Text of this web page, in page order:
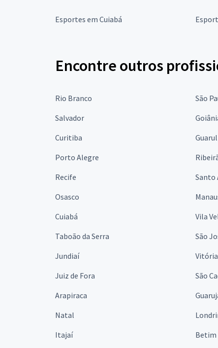
Esportes em Cuiabá
Encontre outros
Rio Branco São
Salvador
Curitiba
Porto Alegre
Recife
Santo
Osasco
Cuiabá
Vila
Taboão da Serra
São
Jundiaí
Vitória
Juiz de Fora
São
Arapiraca
Natal
Itajaí
Betim